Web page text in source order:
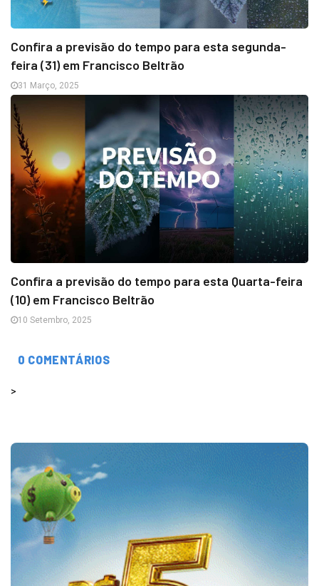
Confira a previsão do tempo para esta segunda-
feira (31) em Francisco Beltrão
31 Março, 2025
Confira a previsão do tempo para esta Quarta-feira
(10) em Francisco Beltrão
10 Setembro, 2025
0 COMENTÁRIOS
>